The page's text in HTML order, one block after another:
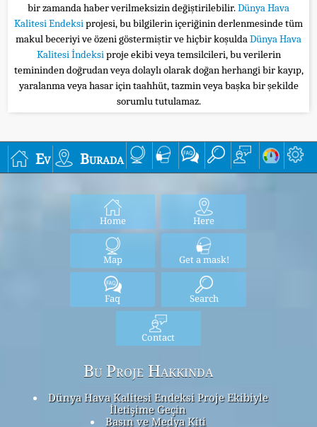
bir zamanda haber verilmeksizin değiştirilebilir.Dünya Hava
Kalitesi Endeksiprojesi, bu bilgilerin içeriğinin derlenmesinde tüm
makul beceriyi ve özeni göstermiştir ve hiçbir koşuldaDünya Hava
Kalitesi İndeksiproje ekibi veya temsilcileri, bu verilerin
temininden doğrudan veya dolaylı olarak doğan herhangi bir kayıp,
yaralanma veya hasar için taahhüt, tazmin veya başka bir şekilde
sorumlu tutulamaz.
Ev Burada
Home Here
Map Get a mask!
Faq Search
Contact
Bu Proje Hakkında
Dünya Hava Kalitesi Endeksi Proje Ekibiyle
İletişime Geçin
Basın ve Medya Kiti